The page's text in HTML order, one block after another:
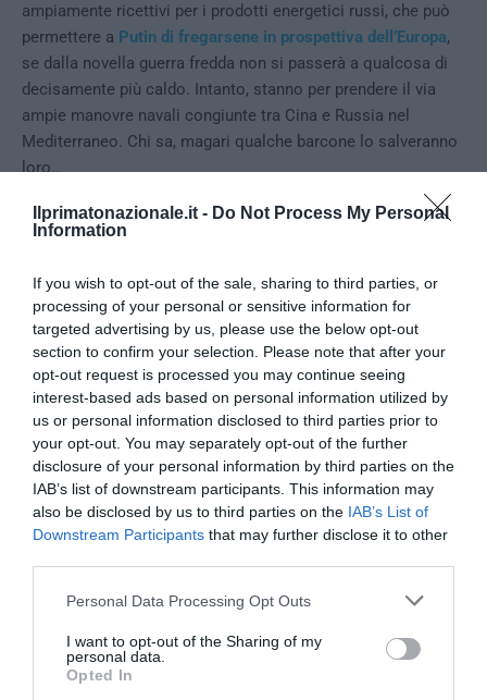
Ilprimatonazionale.it - Do Not Process My Personal
Information
If you wish to opt-out of the sale, sharing to third parties, or
processing of your personal or sensitive information for
targeted advertising by us, please use the below opt-out
section to confirm your selection. Please note that after your
opt-out request is processed you may continue seeing
interest-based ads based on personal information utilized by
us or personal information disclosed to third parties prior to
your opt-out. You may separately opt-out of the further
disclosure of your personal information by third parties on the
IAB’s list of downstream participants. This information may
also be disclosed by us to third parties on the IAB’s List of
Downstream Participants that may further disclose it to other
Please note that this website/app uses one or more Google
not limited to your visit or usage behaviour. You may click to
grant or deny consent to Google and its third-party tags to
use your data for below specified purposes in below Google
Personal Data Processing Opt Outs
I want to opt-out of the Sharing of my
personal data.
Opted In
ampiamente ricettivi per i prodotti energetici russi, che può
permettere a Putin di fregarsene in prospettiva dell’Europa,
se dalla novella guerra fredda non si passerà a qualcosa di
decisamente più caldo. Intanto, stanno per prendere il via
ampie manovre navali congiunte tra Cina e Russia nel
Mediterraneo. Chi sa, magari qualche barcone lo salveranno
loro…
L’ironia di tutto questo, comunque, è che l’amministrazione
Usariconosce ufficialmente
Russia: “L’impegno richiesto a carico dei nostri partner
europei per realizzare e mantenere queste sanzioni è
significativo
”, ha dichiarato ieri Josh Earnest, responsabile
stampa della Casa Bianca. “Loro [gli europei] hanno
economie che sono più integrate con la Russia rispetto agli
Stati Uniti, quindi dobbiamo riconoscere che molti dei paesi
su cui stiamo contando per continuare e rinforzare queste
sanzioni sono paesi che lo fanno al costo di qualche sacrifico
per le loro economie”. Del resto, perché fingere se ai popoli
europei visibilmente non importa più di tanto, pur non
rifornirci di gas e petrolio ed impedire che l’Europa atlantista
si trasformi in uno scenario da